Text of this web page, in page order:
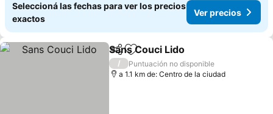
Seleccioná las fechas para ver los precios
exactos
Ver precios
CompartirAñadir a favoritos
Sans Couci Lido
/
Puntuación no disponible
a 1.1 km de: Centro de la ciudad